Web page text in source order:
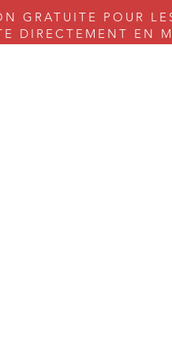
GRATUITE POUR
DIRECTEMENT